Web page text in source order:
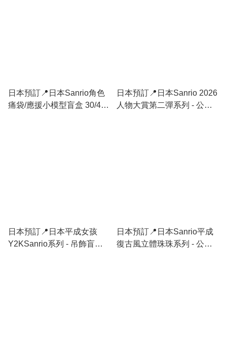
日本預訂📍日本Sanrio角色
痛袋/應援小模型盲盒 30/4日
日本預訂📍日本Sanrio 2026
人物大賞第二彈系列 - 公仔/
日本預訂📍日本平成女孩
Y2KSanrio系列 - 吊飾盲盒/
日本預訂📍日本Sanrio平成
復古風立體珠珠系列 - 公仔/